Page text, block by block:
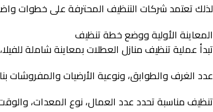
لذلك تعتمد شركات التنظيف المحترفة على خطوات
المعاينة الأولية ووضع خطة تنظيف
تبدأ عملية تنظيف منازل العطلات بمعاينة شاملة
عدد الغرف والطوابق، ونوعية الأرضيات والمفروشات
تنظيف مناسبة تحدد عدد العمال، نوع المعدات، والوقت